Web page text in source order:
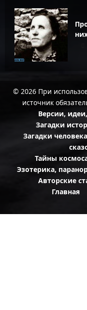
© 2026 При
источник
Версии,
Загадки
Загадки
Тайны
Эзотерика,
Авторские
Главная